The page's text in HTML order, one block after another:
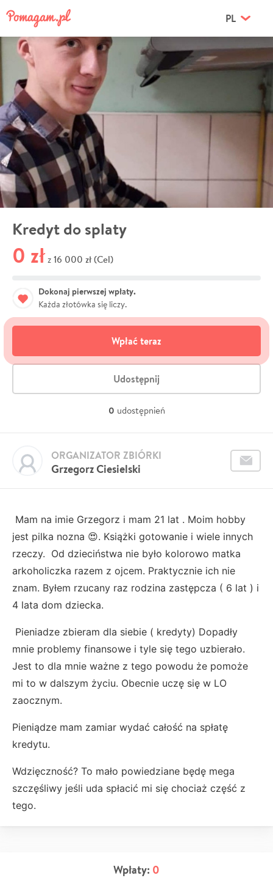
PL
Kredyt do splaty
0 zł z 16 000 zł (Cel)
Dokonaj pierwszej wpłaty.
Każda złotówka się liczy.
Wpłać teraz
Udostępnij
0 udostępnień
Grzegorz Ciesielski
ORGANIZATOR ZBIÓRKI
Mam na imie Grzegorz i mam 21 lat . Moim hobby
jest pilka nozna 😍. Książki gotowanie i wiele innych
rzeczy. Od dzieciństwa nie było kolorowo matka
arkoholiczka razem z ojcem. Praktycznie ich nie
znam. Byłem rzucany raz rodzina zastępcza ( 6 lat ) i
4 lata dom dziecka.
Pieniadze zbieram dla siebie ( kredyty) Dopadły
mnie problemy finansowe i tyle się tego uzbierało.
Jest to dla mnie ważne z tego powodu że pomoże
mi to w dalszym życiu. Obecnie uczę się w LO
zaocznym.
Pieniądze mam zamiar wydać całość na spłatę
kredytu.
Wdzięczność? To mało powiedziane będę mega
szczęśliwy jeśli uda spłacić mi się chociaż część z
tego.
Wpłaty: 0